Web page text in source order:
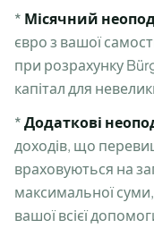
* Місячний
євро з вашої
при розрахунку
капітал для
*Додаткові
доходів, що
враховуються на
максимальної
вашої всієї